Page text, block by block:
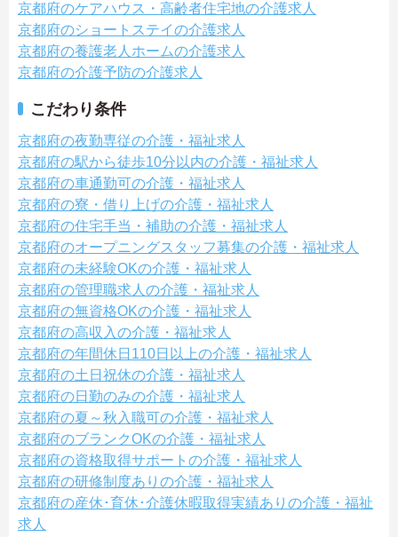
京都府のケアハウス・高齢者住宅地の介護求人
京都府のショートステイの介護求人
京都府の養護老人ホームの介護求人
京都府の介護予防の介護求人
こだわり条件
京都府の夜勤専従の介護・福祉求人
京都府の駅から徒歩10分以内の介護・福祉求人
京都府の車通勤可の介護・福祉求人
京都府の寮・借り上げの介護・福祉求人
京都府の住宅手当・補助の介護・福祉求人
京都府のオープニングスタッフ募集の介護・福祉求人
京都府の未経験OKの介護・福祉求人
京都府の管理職求人の介護・福祉求人
京都府の無資格OKの介護・福祉求人
京都府の高収入の介護・福祉求人
京都府の年間休日110日以上の介護・福祉求人
京都府の土日祝休の介護・福祉求人
京都府の日勤のみの介護・福祉求人
京都府の夏～秋入職可の介護・福祉求人
京都府のブランクOKの介護・福祉求人
京都府の資格取得サポートの介護・福祉求人
京都府の研修制度ありの介護・福祉求人
京都府の産休･育休･介護休暇取得実績ありの介護・福祉
求人